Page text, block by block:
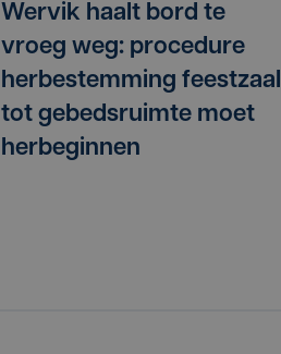
Wervik haalt bord te
vroeg weg: procedure
herbestemming feestzaal
tot gebedsruimte moet
herbeginnen